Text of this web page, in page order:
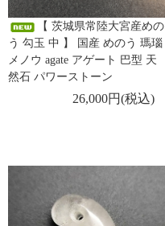
【 茨城県常陸大宮産めの
う 勾玉 中 】 国産 めのう 瑪瑙
メノウ agate アゲート 巴型 天
然石 パワーストーン
26,000円(税込)